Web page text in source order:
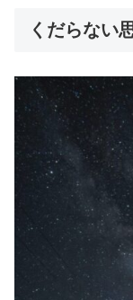
くだらない